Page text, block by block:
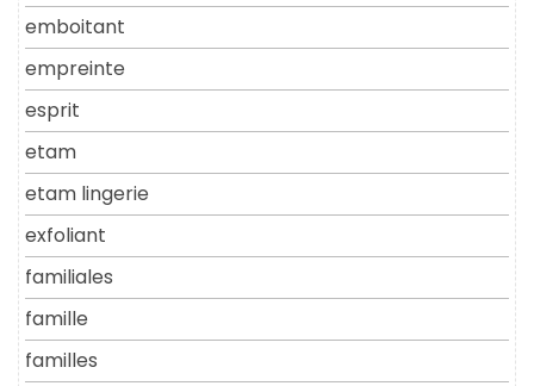
emboitant
empreinte
esprit
etam
etam lingerie
exfoliant
familiales
famille
familles